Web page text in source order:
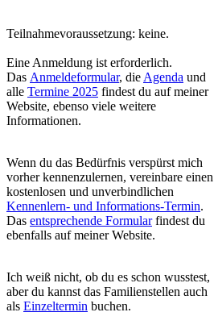
Teilnahmevoraussetzung: keine.
Eine Anmeldung ist erforderlich.
Das Anmeldeformular, dieAgenda und
alle Termine 2025 findest du auf meiner
Website, ebenso viele weitere
Informationen.
Wenn du das Bedürfnis verspürst mich
vorher kennenzulernen, vereinbare einen
kostenlosen und unverbindlichen
Kennenlern- und Informations-Termin.
Das entsprechende Formularfindest du
ebenfalls auf meiner Website.
Ich weiß nicht, ob du es schon wusstest,
aber du kannst das Familienstellen auch
als Einzeltermin buchen.